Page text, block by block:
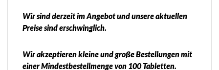
Wir sind derzeit im Angebot und unsere aktuellen
Preise sind erschwinglich.
Wir akzeptieren kleine und große Bestellungen mit
einer Mindestbestellmenge von 100 Tabletten.